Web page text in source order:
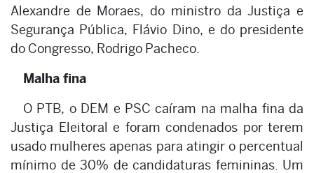
Alexandre de Moraes, do ministro da Justiça e
Segurança Pública, Flávio Dino, e do presidente
do Congresso, Rodrigo Pacheco.
Malha fina
O PTB, o DEM e PSC caíram na malha fina da
Justiça Eleitoral e foram condenados por terem
usado mulheres apenas para atingir o percentual
mínimo de 30% de candidaturas femininas. Um